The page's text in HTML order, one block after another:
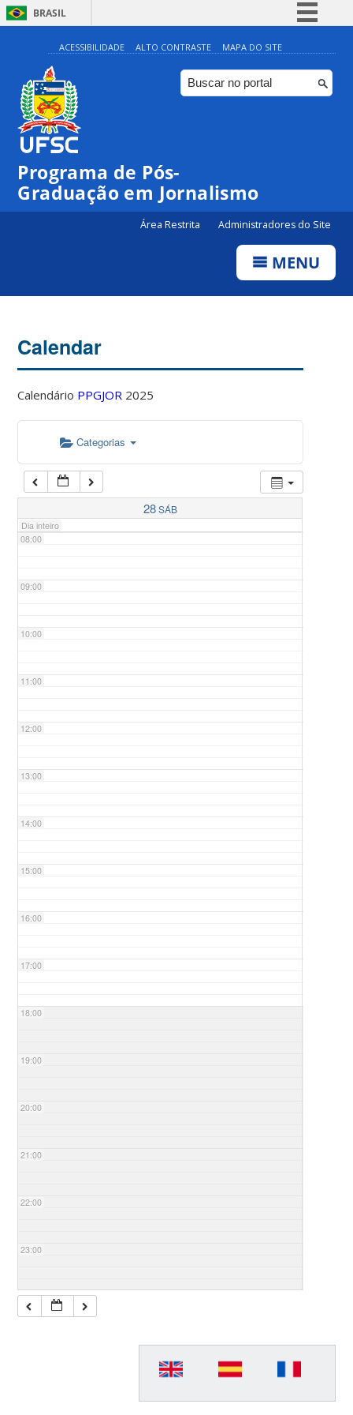
BRASIL
Simplifique!
Comunica BR
Participe
ACESSIBILIDADE ALTO CONTRASTE MAPA DO SITE
Programa de Pós-
Graduação em Jornalismo
Área Restrita Administradores do Site
MENU
Calendar
Calendário PPGJOR 2025
Categorias
28SÁB
Dia inteiro
04:00
05:00
07:00
08:00
09:00
10:00
11:00
12:00
13:00
14:00
15:00
16:00
17:00
18:00
19:00
20:00
21:00
22:00
23:00